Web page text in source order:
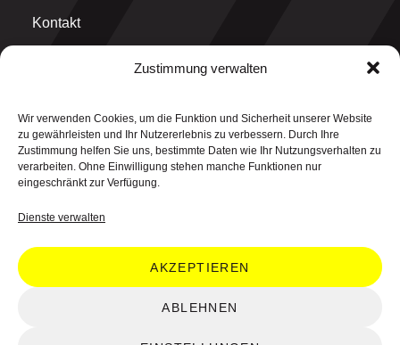
Zustimmung verwalten
Wir verwenden Cookies, um die Funktion und Sicherheit unserer Website
zu gewährleisten und Ihr Nutzererlebnis zu verbessern. Durch Ihre
Zustimmung helfen Sie uns, bestimmte Daten wie Ihr Nutzungsverhalten zu
verarbeiten. Ohne Einwilligung stehen manche Funktionen nur
eingeschränkt zur Verfügung.
Dienste verwalten
AKZEPTIEREN
ABLEHNEN
Kontakt
think why GmbH
Graf-Ulrich-Straße 1
71229 Leonberg
© 2026 think why GmbH. All rights reserved.
48.802084° N, 9.015572° E